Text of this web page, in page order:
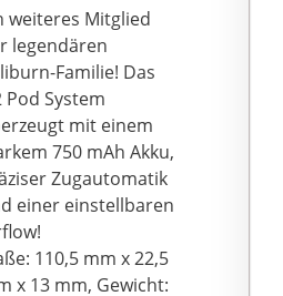
USB-Kabel,
Anleitung
Deutsch, Englisch &
weiteres Mitglied
legendären
Familie! Das
Pod System
mit einem
750 mAh Akku,
Zugautomatik
einer einstellbaren
110,5 mm x 22,5
x 13 mm, Gewicht: